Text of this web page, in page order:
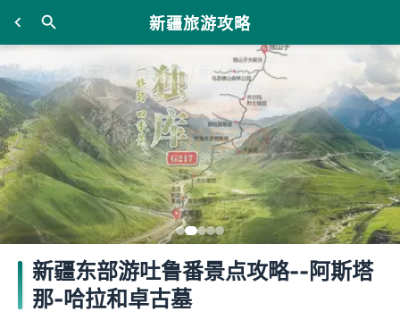
新疆旅游攻略
新疆东部游吐鲁番景点攻略--阿斯塔
那-哈拉和卓古墓